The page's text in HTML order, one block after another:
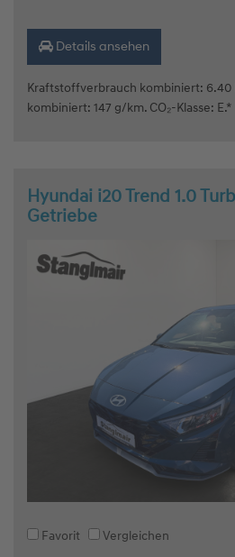
Details ansehen
Kraftstoffverbrauch kombiniert: 6.40
kombiniert: 147 g/km. CO₂-Klasse: E.*
Hyundai i20 Trend 1.0
Getriebe
Favorit Vergleichen